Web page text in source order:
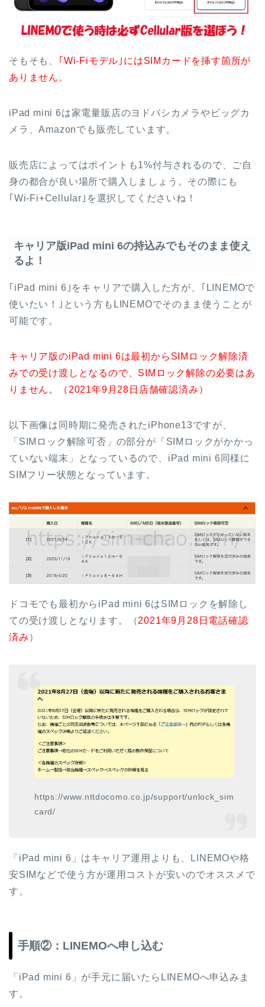
そもそも、
｢Wi-Fiモデル｣にはSIMカードを挿す箇所が
ありません 。
iPad mini 6は家電量販店のヨドバシカメラやビッグカ
メラ、Amazonでも販売しています。
販売店によってはポイントも1%付与されるので、ご自
身の都合が良い場所で購入しましょう。その際にも
｢Wi-Fi+Cellular｣を選択してくださいね！
キャリア版iPad mini 6の持込みでもそのまま使え
るよ！
｢iPad mini 6｣をキャリアで購入した方が、｢LINEMOで
使いたい！｣という方もLINEMOでそのまま使うことが
可能です。
キャリア版のiPad mini 6は最初からSIMロック解除済
みでの受け渡しとなるので、SIMロック解除の必要はあ
りません。（2021年9月28日店舗確認済み）
以下画像は同時期に発売されたiPhone13ですが、
「SIMロック解除可否」の部分が「SIMロックがかかっ
ていない端末」となっているので、iPad mini 6同様に
SIMフリー状態となっています。
ドコモでも最初からiPad mini 6はSIMロックを解除し
ての受け渡しとなります。（2021年9月28日電話確認
済み ）
https://www.nttdocomo.co.jp/support/unlock_sim
card/
「iPad mini 6」はキャリア運用よりも、LINEMOや格
安SIMなどで使う方が運用コストが安いのでオススメで
す。
手順②：LINEMOへ申し込む
「iPad mini 6」が手元に届いたらLINEMOへ申込みま
す。